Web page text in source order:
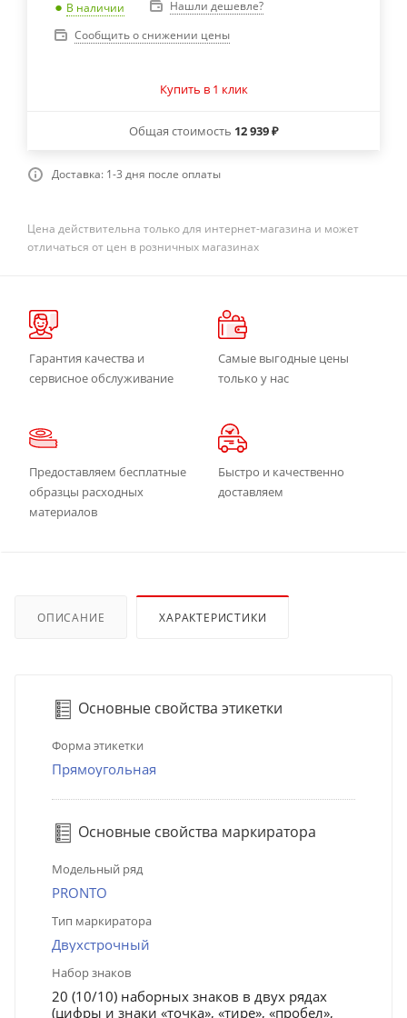
В наличии
Нашли дешевле?
Сообщить о снижении цены
Купить в 1 клик
Общая стоимость 12 939 ₽
Доставка: 1-3 дня после оплаты
Цена действительна только для интернет-магазина и может
отличаться от цен в розничных магазинах
Гарантия качества и
сервисное обслуживание
Самые выгодные цены
только у нас
Предоставляем бесплатные
образцы расходных
материалов
Быстро и качественно
доставляем
ОПИСАНИЕ ХАРАКТЕРИСТИКИ
Основные свойства этикетки
Форма этикетки
Прямоугольная
Основные свойства маркиратора
Модельный ряд
PRONTO
Тип маркиратора
Двухстрочный
Набор знаков
20 (10/10) наборных знаков в двух рядах
(цифры и знаки «точка», «тире», «пробел»,